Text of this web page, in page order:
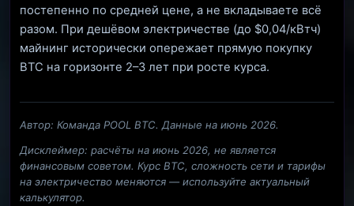
постепенно по средней цене, а не вкладываете всё
разом. При дешёвом электричестве (до $0,04/кВтч)
майнинг исторически опережает прямую покупку
BTC на горизонте 2–3 лет при росте курса.
Автор: Команда POOL BTC. Данные на июнь 2026.
Дисклеймер: расчёты на июнь 2026, не является
финансовым советом. Курс BTC, сложность сети и тарифы
на электричество меняются — используйте актуальный
калькулятор.